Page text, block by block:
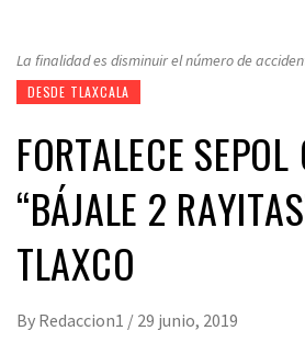
La finalidad es disminuir el número de
DESDE TLAXCALA
FORTALECE
“BÁJALE 2
TLAXCO
By Redaccion1 / 29 junio, 2019